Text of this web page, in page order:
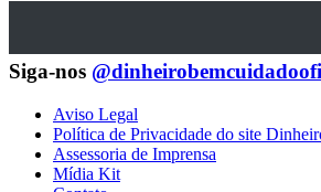
Siga-nos
Aviso Legal
Política de Privacidade do site
Assessoria de Imprensa
Mídia Kit